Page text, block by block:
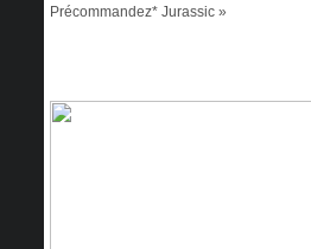
Précommandez* Jurassic »